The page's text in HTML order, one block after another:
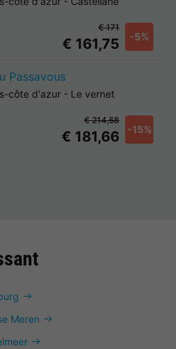
€ 161,75 -5%
€ 171
Passavous
côte d'azur - Le vernet
€ 181,66 -15%
€ 214,58
Meren